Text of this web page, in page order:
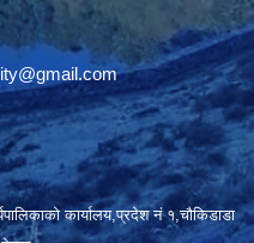
कार्यालय,प्रदेश नं १,चौकिडाडा